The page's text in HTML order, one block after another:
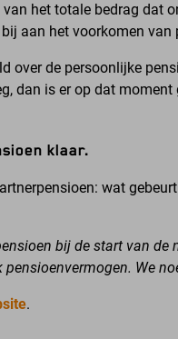
het totale bedrag dat
aan het voorkomen van
over de persoonlijke
dan is er op dat
klaar.
wat
bij de start van de
We
.